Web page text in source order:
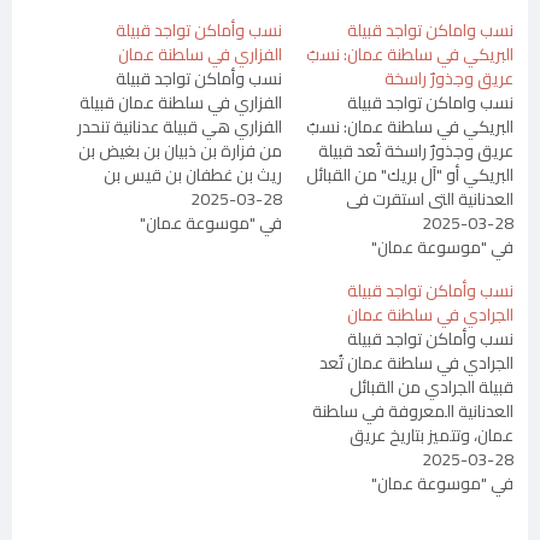
نسب واماكن تواجد قبيلة
البريكي في سلطنة عمان: نسبٌ
عريق وجذورٌ راسخة
نسب واماكن تواجد قبيلة
البريكي في سلطنة عمان: نسبٌ
عريق وجذورٌ راسخة تُعد قبيلة
البريكي أو "آل بريك" من القبائل
العدنانية التي استقرت في
سلطنة عُمان منذ قرون،
واستطاعت أن تحافظ على
حضورها الاجتماعي والثقافي،
مستندة إلى نسب رفيع يمتد
إلى واحدة من أشهر القبائل
العربية القديمة، وهي قبيلة
تغلب…
2025-03-28
في "موسوعة عمان"
نسب وأماكن تواجد قبيلة
الفزاري في سلطنة عمان
نسب وأماكن تواجد قبيلة
الفزاري في سلطنة عمان قبيلة
الفزاري هي قبيلة عدنانية تنحدر
من فزارة بن ذبيان بن بغيض بن
ريث بن غطفان بن قيس بن
عيلان بن مضر بن نزار بن معد بن
عدنان. تُعتبر هذه القبيلة من
أعرق وأقدم القبائل العدنانية
2025-03-28
في "موسوعة عمان"
نسب وأماكن تواجد قبيلة
الجرادي في سلطنة عمان
نسب وأماكن تواجد قبيلة
الجرادي في سلطنة عمان تُعد
قبيلة الجرادي من القبائل
العدنانية المعروفة في سلطنة
عمان، وتتميز بتاريخ عريق
وجذور تمتد إلى عمق النسب
العربي الصميم. وقد احتفظت
القبيلة بمكانتها الاجتماعية
2025-03-28
في "موسوعة عمان"